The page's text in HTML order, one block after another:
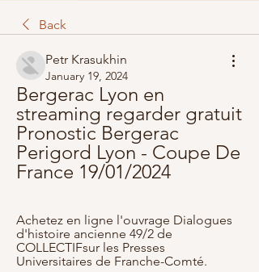
Back
Petr Krasukhin
January 19, 2024
Bergerac Lyon en
streaming regarder gratuit
Pronostic Bergerac
Perigord Lyon - Coupe De
France 19/01/2024
Achetez en ligne l'ouvrage Dialogues
d'histoire ancienne 49/2 de
COLLECTIFsur les Presses
Universitaires de Franche-Comté.